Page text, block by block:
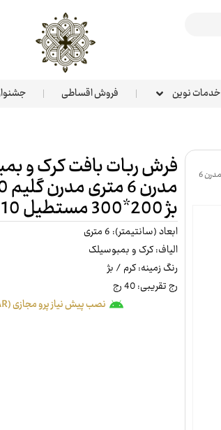
خدمات نوین فروش اقساطی
فرش ربات بافت کرک و بمبوسیلک مدرن 6
فرش ربات بافت کرک و
بژ 200*300 مستطیل 10 کیلو
ابعاد (سانتیمتر): 6 متری
الیاف: کرک و بمبوسیلک
رنگ زمینه: کرم / بژ
رج تقریبی: 40 رج
نصب پیش نیاز پرو مجازی (AR) برای برخی گوشیها